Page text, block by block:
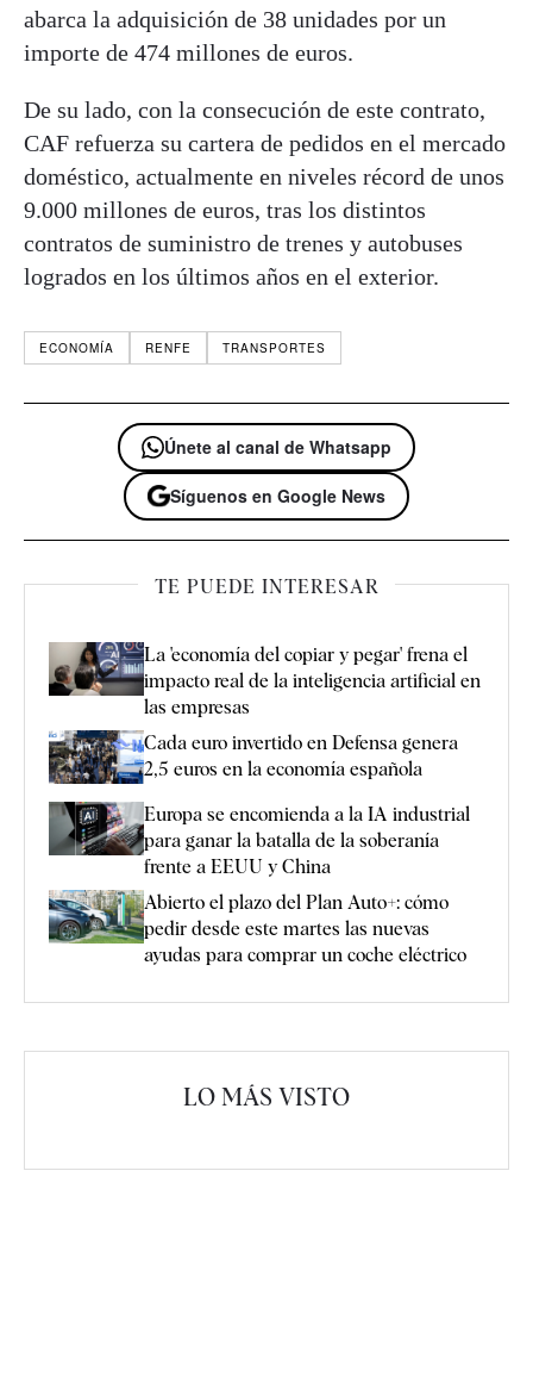
abarca la adquisición de 38 unidades por un
importe de 474 millones de euros.
De su lado, con la consecución de este contrato,
CAF refuerza su cartera de pedidos en el mercado
doméstico, actualmente en niveles récord de unos
9.000 millones de euros, tras los distintos
contratos de suministro de trenes y autobuses
logrados en los últimos años en el exterior.
ECONOMÍA RENFE TRANSPORTES
Únete al canal de Whatsapp
Síguenos en Google News
TE PUEDE INTERESAR
La 'economía del copiar y pegar' frena el
impacto real de la inteligencia artificial en
las empresas
Cada euro invertido en Defensa genera
2,5 euros en la economía española
Europa se encomienda a la IA industrial
para ganar la batalla de la soberanía
frente a EEUU y China
Abierto el plazo del Plan Auto+: cómo
pedir desde este martes las nuevas
ayudas para comprar un coche eléctrico
LO MÁS VISTO